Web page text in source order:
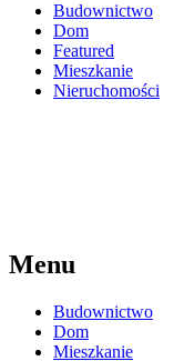
Budownictwo
Dom
Featured
Mieszkanie
Nieruchomości
Menu
Budownictwo
Dom
Mieszkanie